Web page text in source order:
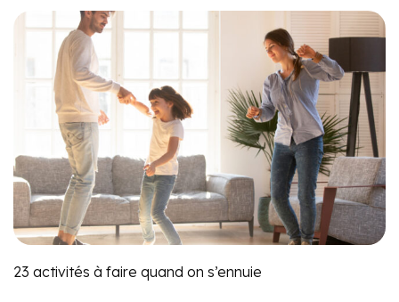
23 activités à faire quand on s’ennuie